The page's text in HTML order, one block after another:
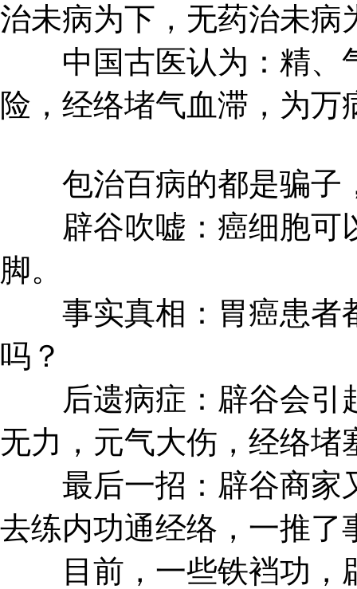
治未病为下，无药治未病
中国古医认为：精、
险，经络堵气血滞，为万
包治百病的都是骗子
辟谷吹嘘：癌细胞可
脚。
事实真相：胃癌患者
吗？
后遗病症：辟谷会引
无力，元气大伤，经络堵
最后一招：辟谷商家
去练内功通经络，一推了
目前，一些铁裆功，